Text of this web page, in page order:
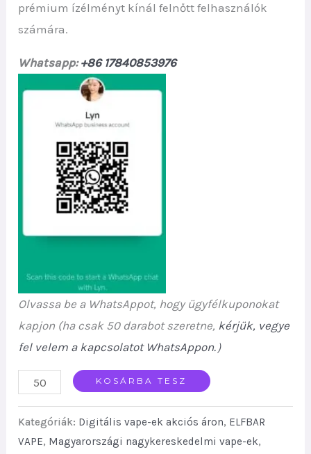
prémium ízélményt kínál felnőtt felhasználók
számára.
Whatsapp:+86 17840853976
Olvassa be a WhatsAppot, hogy ügyfélkuponokat
kapjon (ha csak 50 darabot szeretne, kérjük, vegye
fel velem a kapcsolatot WhatsAppon. ）
ELF
Lush
King
KOSÁRBA TESZ
Kategóriák: Digitális vape-ek akciós áron, ELFBAR
VAPE, Magyarországi nagykereskedelmi vape-ek,